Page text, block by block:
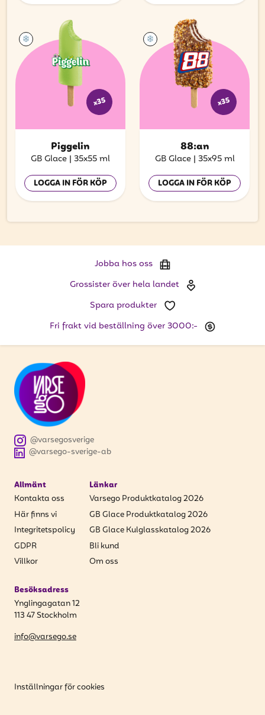
x35
Piggelin
GB Glace | 35x55 ml
LOGGA IN FÖR KÖP
x35
88:an
GB Glace | 35x95 ml
LOGGA IN FÖR KÖP
Jobba hos oss
Grossister över hela landet
Spara produkter
Fri frakt vid beställning över 3000:-
@varsego-sverige-ab
@varsegosverige
Allmänt
Kontakta oss
Här finns vi
Integritetspolicy
GDPR
Villkor
Länkar
Varsego Produktkatalog 2026
GB Glace Produktkatalog 2026
GB Glace Kulglasskatalog 2026
Bli kund
Om oss
Besöksadress
Ynglingagatan 12
113 47 Stockholm
info@varsego.se
Inställningar för cookies